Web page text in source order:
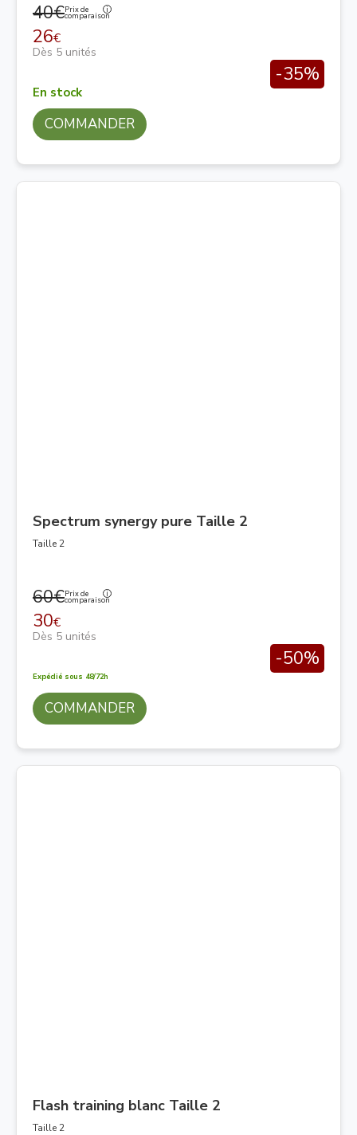
40€Prix de
comparaison
26€
Dès 5 unités
-35%
En stock
COMMANDER
Spectrum synergy pure Taille 2
Taille 2
60€Prix de
comparaison
30€
Dès 5 unités
-50%
Expédié sous 48/72h
COMMANDER
Flash training blanc Taille 2
Taille 2